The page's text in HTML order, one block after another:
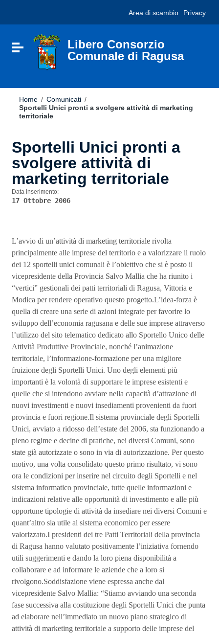
sito
include
Vai al footer
Area di scambio Privacy
Attiva / disattiva la navigazione
Libero Consorzio
Comunale di Ragusa
Home / Comunicati /
Sportelli Unici pronti a svolgere attività di marketing
territoriale
Sportelli Unici pronti a
svolgere attività di
marketing territoriale
Data inserimento:
17 Ottobre 2006
L’avvio di un’attività di marketing territoriale rivolta
principalmente alle imprese del territorio e a valorizzare il ruolo
dei 12 sportelli unici comunali è l’obiettivo che si è posto il
vicepresidente della Provincia Salvo Mallia che ha riunito i
“vertici” gestionali dei patti territoriali di Ragusa, Vittoria e
Modica per rendere operativo questo progetto.L’idea-forza è
quella di creare una serie di azioni integrate per favorire lo
sviluppo dell’economia ragusana e delle sue imprese attraverso
l’utilizzo del sito telematico dedicato allo Sportello Unico delle
Attività Produttive Provinciale, nonché l’animazione
territoriale, l’informazione-formazione per una migliore
fruizione degli Sportelli Unici. Uno degli elementi più
importanti è la volontà di supportare le imprese esistenti e
quelle che si intendono avviare nella capacità d’attrazione di
nuovi investimenti e nuovi insediamenti provenienti da fuori
provincia e fuori regione.Il sistema provinciale degli Sportelli
Unici, avviato a ridosso dell’estate del 2006, sta funzionando a
pieno regime e decine di pratiche, nei diversi Comuni, sono
state già autorizzate o sono in via di autorizzazione. Per questo
motivo, una volta consolidato questo primo risultato, vi sono
ora le condizioni per inserire nel circuito degli Sportelli e nel
sistema informatico provinciale, tutte quelle informazioni e
indicazioni relative alle opportunità di investimento e alle più
opportune tipologie di attività da insediare nei diversi Comuni e
quant’altro sia utile al sistema economico per essere
valorizzato.I presidenti dei tre Patti Territoriali della provincia
di Ragusa hanno valutato positivamente l’iniziativa fornendo
utili suggerimenti e dando la loro piena disponibilità a
collaborare e ad informare le aziende che a loro si
rivolgono.Soddisfazione viene espressa anche dal
vicepresidente Salvo Mallia: “Stiamo avviando una seconda
fase successiva alla costituzione degli Sportelli Unici che punta
ad elaborare nell’immediato un nuovo piano strategico di
attività di marketing territoriale a supporto delle imprese del